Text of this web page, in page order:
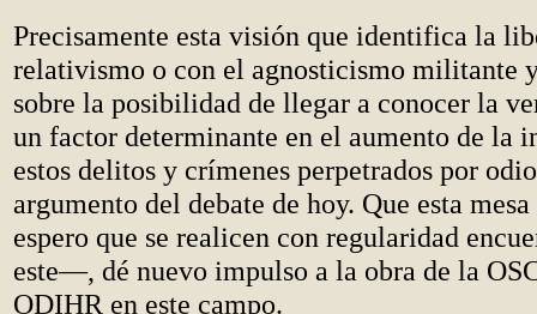
Precisamente esta visión que identifica la
relativismo o con el agnosticismo militante
sobre la posibilidad de llegar a conocer la
un factor determinante en el aumento de la
estos delitos y crímenes perpetrados por
argumento del debate de hoy. Que esta
espero que se realicen con regularidad
este—, dé nuevo impulso a la obra de la
ODIHR en este campo.